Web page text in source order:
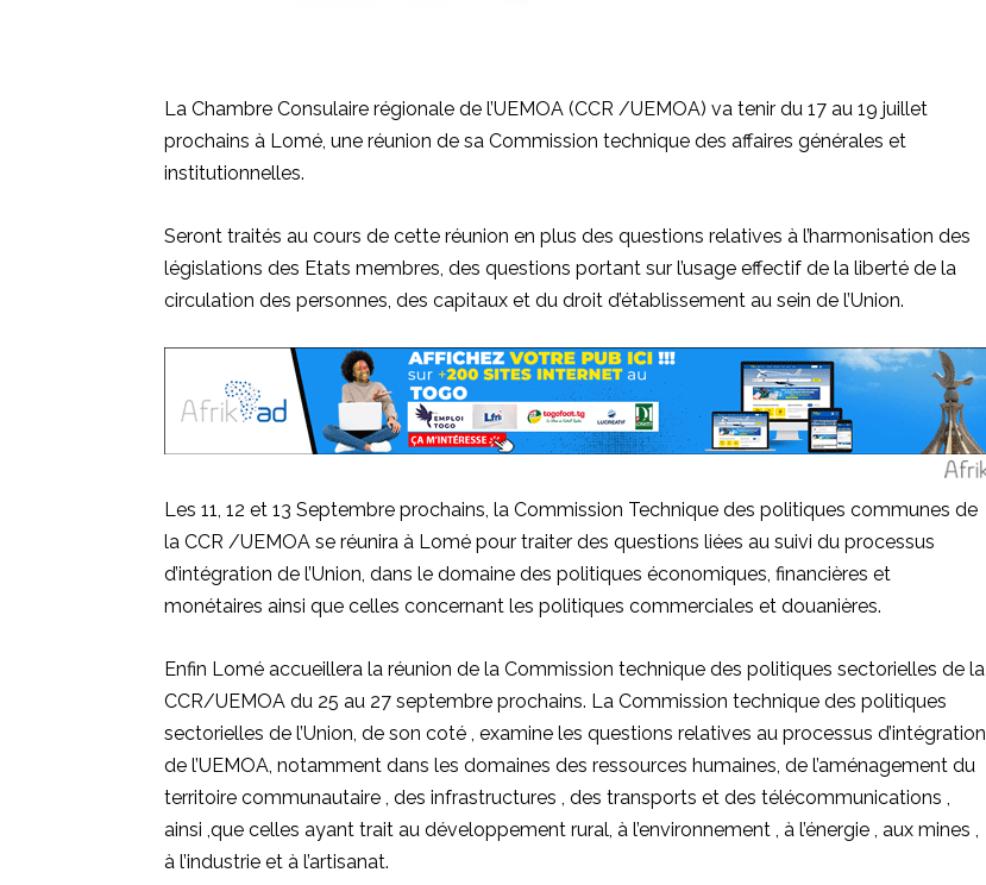
La Chambre Consulaire régionale de l’UEMOA (CCR /UEMOA) va tenir du 17 au 19 juillet
prochains à Lomé, une réunion de sa Commission technique des affaires générales et
institutionnelles.
Seront traités au cours de cette réunion en plus des questions relatives à l’harmonisation des
législations des Etats membres, des questions portant sur l’usage effectif de la liberté de la
circulation des personnes, des capitaux et du droit d’établissement au sein de l’Union.
Les 11, 12 et 13 Septembre prochains, la Commission Technique des politiques communes de
la CCR /UEMOA se réunira à Lomé pour traiter des questions liées au suivi du processus
d’intégration de l’Union, dans le domaine des politiques économiques, financières et
monétaires ainsi que celles concernant les politiques commerciales et douanières.
Enfin Lomé accueillera la réunion de la Commission technique des politiques sectorielles de la
CCR/UEMOA du 25 au 27 septembre prochains. La Commission technique des politiques
sectorielles de l’Union, de son coté , examine les questions relatives au processus d’intégration
de l’UEMOA, notamment dans les domaines des ressources humaines, de l’aménagement du
territoire communautaire , des infrastructures , des transports et des télécommunications ,
ainsi ,que celles ayant trait au développement rural, à l’environnement , à l’énergie , aux mines ,
à l’industrie et à l’artisanat.